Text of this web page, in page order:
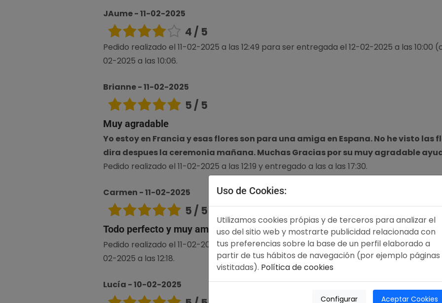
JAume - 11-02-2025
4 / 5
Pedido realizado el 11-02-2025 a las 12:49 para ser entregada el 12-02-2025 a las
02-2025 a las 10:06.
Brianne - 11-02-2025
5 / 5
Muy agradable
Yo estoy en Francia y esas flores son para una amiga en Espana. No he visto
dira despues la ceremonia mañana. Muchas Gracias por su muy agradable
Pedido realizado el 11-02-2025 a las 12:19 y entregado a las a las 17:30.
Carmen - 11-02-2025
5 / 5
Todo perfecto y muy amables y atentos!! Gracias!
Pedido realizado el 11-02-2025 a las 11:51 para ser entregada el 12-02-2025 a las 12:00
02-2025 a las 12:18.
Lucía - 10-02-2025
Uso de Cookies:
Utilizamos cookies própias y de terceros para analizar el
uso del sitio web y mostrarte publicidad relacionada con
tus preferencias sobre la base de un perfil elaborado a
partir de tus hábitos de navegación (por ejemplo páginas
vistitadas). Política de cookies
Configurar Aceptar Cookies